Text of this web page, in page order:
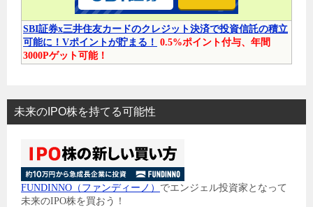
SBI証券x三井住友カードのクレジット決済で投資信託の積立
可能に！Vポイントが貯まる！ 0.5%ポイント付与、年間
3000Pゲット可能！
未来のIPO株を持てる可能性
FUNDINNO（ファンディーノ） でエンジェル投資家となって
未来のIPO株を買おう！